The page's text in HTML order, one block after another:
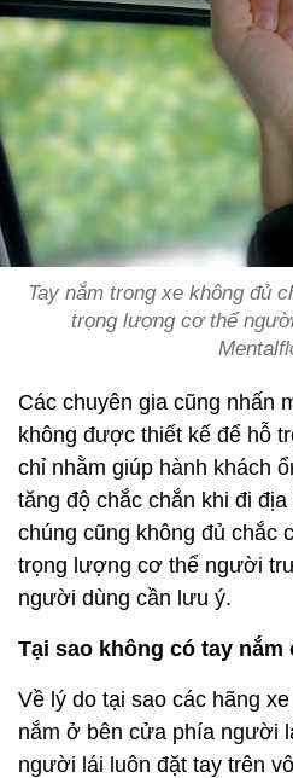
Tay nắm trong xe không đủ
trọng lượng cơ thể
Các chuyên gia cũng nhấn
không được thiết kế để hỗ
chỉ nhằm giúp hành khách
tăng độ chắc chắn khi đi
chúng cũng không đủ chắc
trọng lượng cơ thể người
người dùng cần lưu ý.
Tại sao không có tay
Về lý do tại sao các hãng
nắm ở bên cửa phía người
người lái luôn đặt tay trên